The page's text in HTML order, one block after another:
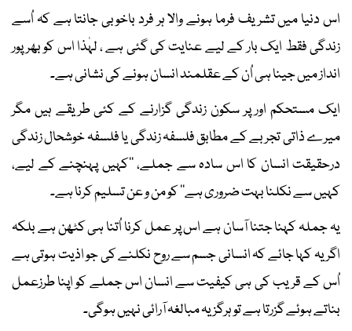
اس دنیا میں تشریف فرما ہونے والا ہر فرد باخوبی جانتا ہے کہ اُسے
زندگی فقط ایک بار کے لیے عنایت کی گئی ہے ، لہٰذا اس کو بھرپور
انداز میں جینا ہی اُن کے عقلمند انسان ہونے کی نشانی ہے۔
ایک مستحکم اور پر سکون زندگی گزارنے کے کئی طریقے ہیں مگر
میرے ذاتی تجربے کے مطابق فلسفہ زندگی یا فلسفہ خوشحال زندگی
درحقیقت انسان کا اس سادہ سے جملے، ’’کہیں پہنچنے کے لیے،
کہیں سے نکلنا بہت ضروری ہے‘‘ کو من و عن تسلیم کرنا ہے۔
یہ جملہ کہنا جتنا آسان ہے اس پر عمل کرنا اُتنا ہی کٹھن ہے بلکہ
اگر یہ کہا جائے کہ انسانی جسم سے روح نکلنے کی جو اذیت ہوتی ہے
اُس کے قریب کی ہی کیفیت سے انسان اس جملے کو اپنا طرزعمل
بناتے ہوئے گزرتا ہے تو ہرگز یہ مبالغہ آرائی نہیں ہوگی۔